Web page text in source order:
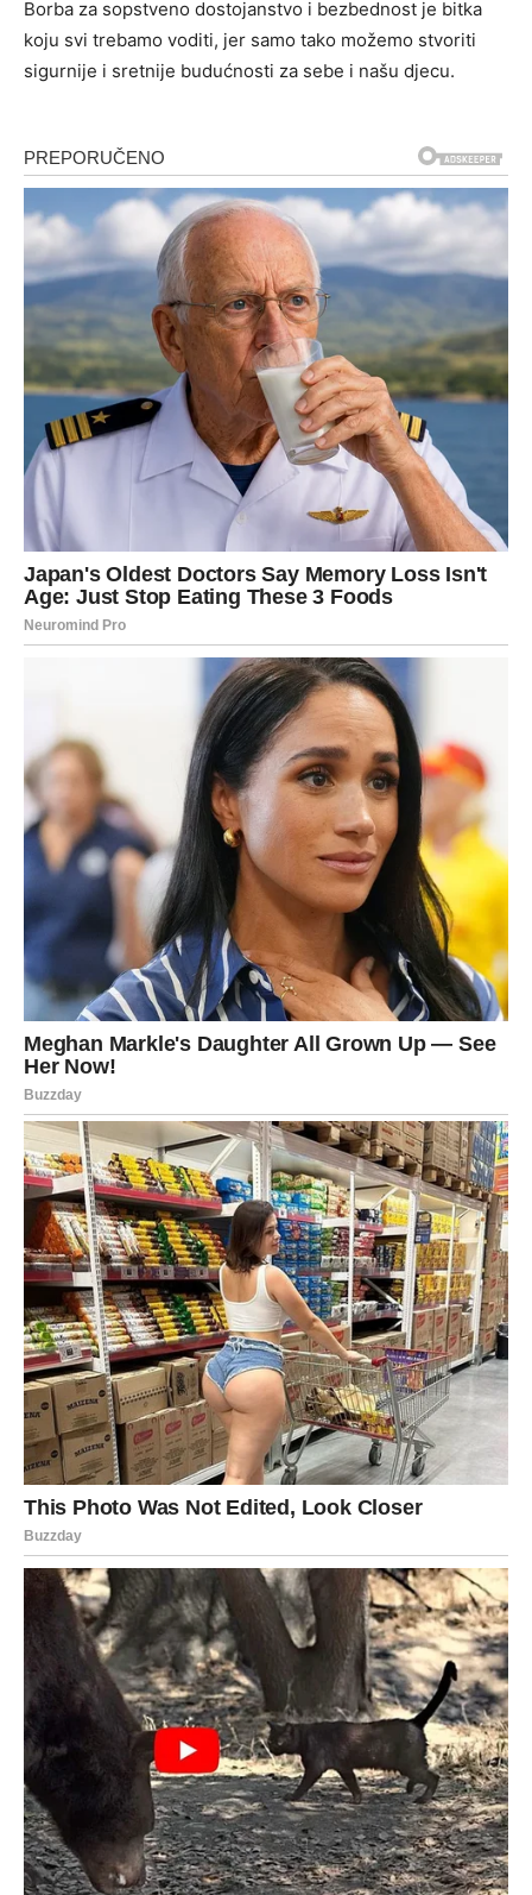
Borba za sopstveno dostojanstvo i bezbednost je bitka
koju svi trebamo voditi, jer samo tako možemo stvoriti
sigurnije i sretnije budućnosti za sebe i našu djecu.